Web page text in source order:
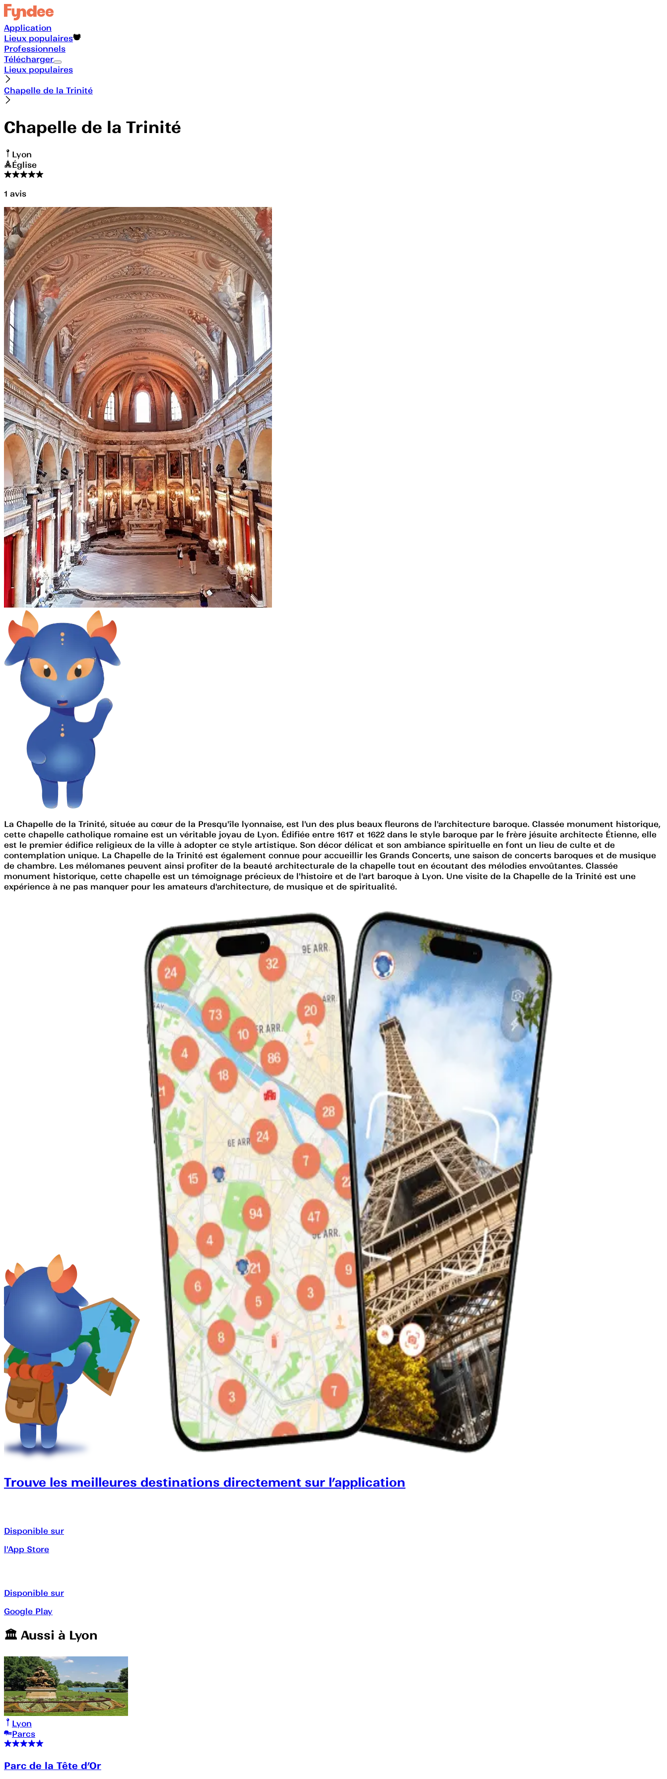
Application
Lieux populaires
Professionnels
Télécharger
Lieux populaires
Chapelle de la Trinité
Chapelle de la Trinité
Lyon
Église
1 avis
La Chapelle de la Trinité, située au cœur de la Presqu'île lyonnaise, est l'un des plus beaux fleurons de l'architecture baroque. Classée monument historique,
cette chapelle catholique romaine est un véritable joyau de Lyon. Édifiée entre 1617 et 1622 dans le style baroque par le frère jésuite architecte Étienne, elle
est le premier édifice religieux de la ville à adopter ce style artistique. Son décor délicat et son ambiance spirituelle en font un lieu de culte et de
contemplation unique. La Chapelle de la Trinité est également connue pour accueillir les Grands Concerts, une saison de concerts baroques et de musique
de chambre. Les mélomanes peuvent ainsi profiter de la beauté architecturale de la chapelle tout en écoutant des mélodies envoûtantes. Classée
monument historique, cette chapelle est un témoignage précieux de l'histoire et de l'art baroque à Lyon. Une visite de la Chapelle de la Trinité est une
expérience à ne pas manquer pour les amateurs d'architecture, de musique et de spiritualité.
Trouve les meilleures destinations directement sur l’application
Disponible sur
l'App Store
Disponible sur
Google Play
🏛️️ Aussi à Lyon
Lyon
Parcs
Parc de la Tête d’Or